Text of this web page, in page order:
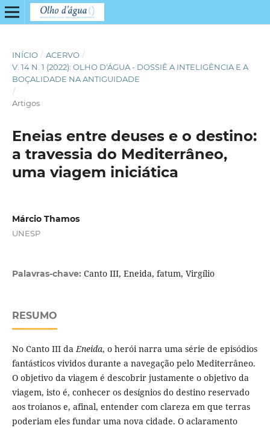
INÍCIO / ACERVO /
V. 14 N. 1 (2022): OLHO D'ÁGUA - DOSSIÊ A INTELIGÊNCIA E A
BOÇALIDADE NA ANTIGUIDADE
/
Artigos
Eneias entre deuses e o destino:
a travessia do Mediterrâneo,
uma viagem iniciática
Márcio Thamos
UNESP
Palavras-chave: Canto III, Eneida, fatum, Virgílio
RESUMO
No Canto III daEneida, o herói narra uma série de episódios
fantásticos vividos durante a navegação pelo Mediterrâneo.
O objetivo da viagem é descobrir justamente o objetivo da
viagem, isto é, conhecer os desígnios do destino reservado
aos troianos e, afinal, entender com clareza em que terras
poderiam eles fundar uma nova cidade. O aclaramento